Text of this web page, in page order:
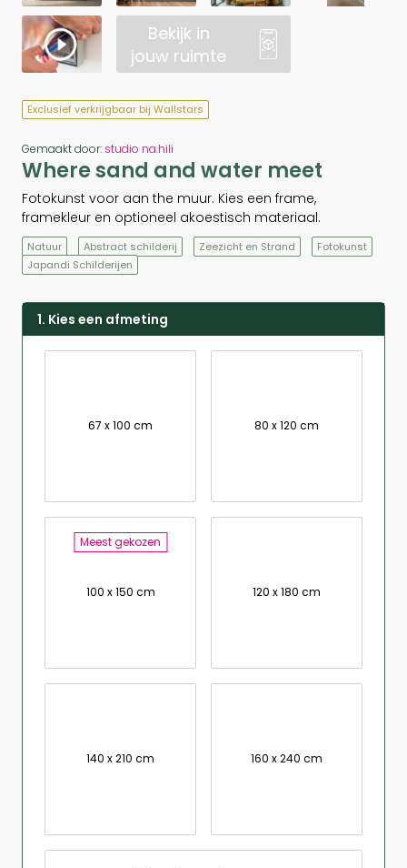
Bekijk in
jouw ruimte
Exclusief verkrijgbaar bij Wallstars
Gemaakt door: studio na.hili
Where sand and water meet
Fotokunst voor aan the muur. Kies een frame,
framekleur en optioneel akoestisch materiaal.
Natuur Abstract schilderij Zeezicht en Strand
Fotokunst
Japandi Schilderijen
1. Kies een afmeting
67 x 100 cm 80 x 120 cm
Meest gekozen
100 x 150 cm 120 x 180 cm
140 x 210 cm 160 x 240 cm